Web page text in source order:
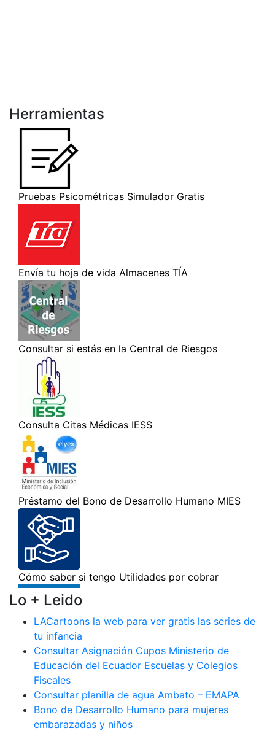
Herramientas
Lo + Leido
LACartoons la web para ver gratis las series de
tu infancia
Consultar Asignación Cupos Ministerio de
Educación del Ecuador Escuelas y Colegios
Fiscales
Consultar planilla de agua Ambato – EMAPA
Bono de Desarrollo Humano para mujeres
embarazadas y niños